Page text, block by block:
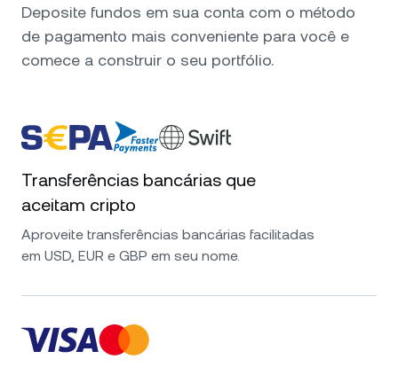
Deposite fundos em sua conta com o método
de pagamento mais conveniente para você e
comece a construir o seu portfólio.
Transferências bancárias que
aceitam cripto
Aproveite transferências bancárias facilitadas
em USD, EUR e GBP em seu nome.